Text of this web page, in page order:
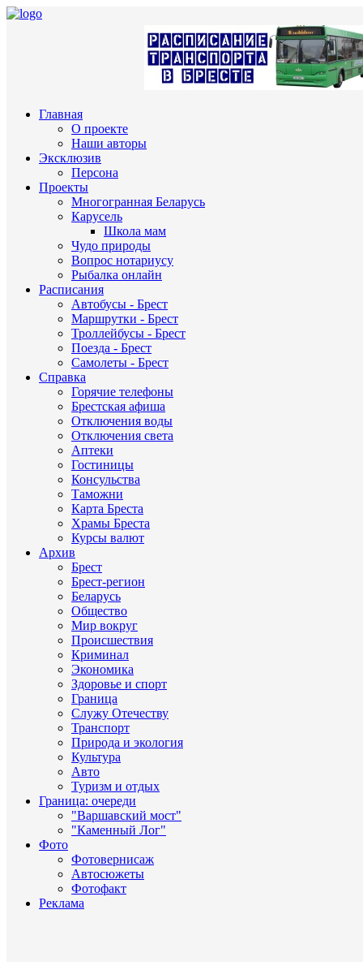
Главная
О проекте
Наши авторы
Эксклюзив
Персона
Проекты
Многогранная Беларусь
Карусель
Школа мам
Чудо природы
Вопрос нотариусу
Рыбалка онлайн
Расписания
Автобусы - Брест
Маршрутки - Брест
Троллейбусы - Брест
Поезда - Брест
Самолеты - Брест
Справка
Горячие телефоны
Брестская афиша
Отключения воды
Отключения света
Аптеки
Гостиницы
Консульства
Таможни
Карта Бреста
Храмы Бреста
Курсы валют
Архив
Брест
Брест-регион
Беларусь
Общество
Мир вокруг
Происшествия
Криминал
Экономика
Здоровье и спорт
Граница
Служу Отечеству
Транспорт
Природа и экология
Культура
Авто
Туризм и отдых
Граница: очереди
"Варшавский мост"
"Каменный Лог"
Фото
Фотовернисаж
Автосюжеты
Фотофакт
Реклама